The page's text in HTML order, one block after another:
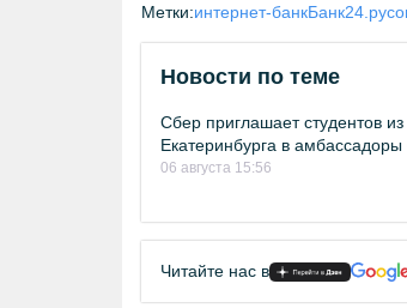
Метки:интернет-банкБанк24.ру
Новости по теме
Сбер приглашает студентов из
Екатеринбурга в амбассадоры
06 августа 15:56
Читайте нас в